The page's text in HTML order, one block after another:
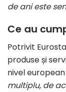
de ani este
Ce au
Potrivit
produse și
nivel
multiplu, de